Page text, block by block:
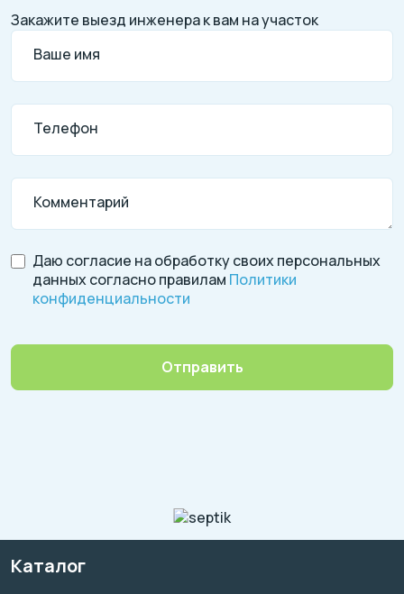
Закажите выезд инженера к вам на участок
Ваше имя
Телефон
Комментарий
Даю согласие на обработку своих персональных
данных согласно правилам Политики
конфиденциальности
Отправить
Каталог